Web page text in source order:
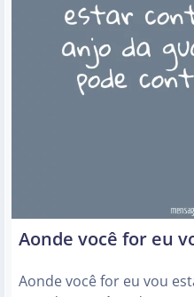
Aonde você for eu
Aonde você for eu vou